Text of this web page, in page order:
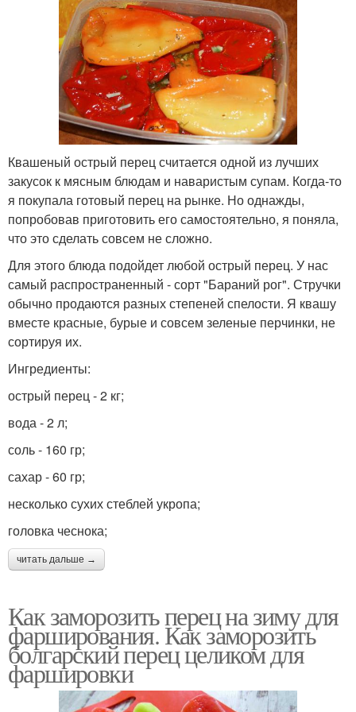
Квашеный острый перец считается одной из лучших
закусок к мясным блюдам и наваристым супам. Когда-то
я покупала готовый перец на рынке. Но однажды,
попробовав приготовить его самостоятельно, я поняла,
что это сделать совсем не сложно.
Для этого блюда подойдет любой острый перец. У нас
самый распространенный - сорт "Бараний рог". Стручки
обычно продаются разных степеней спелости. Я квашу
вместе красные, бурые и совсем зеленые перчинки, не
сортируя их.
Ингредиенты:
острый перец - 2 кг;
вода - 2 л;
соль - 160 гр;
сахар - 60 гр;
несколько сухих стеблей укропа;
головка чеснока;
читать дальше →
Как заморозить перец на зиму для
фарширования. Как заморозить
болгарский перец целиком для
фаршировки